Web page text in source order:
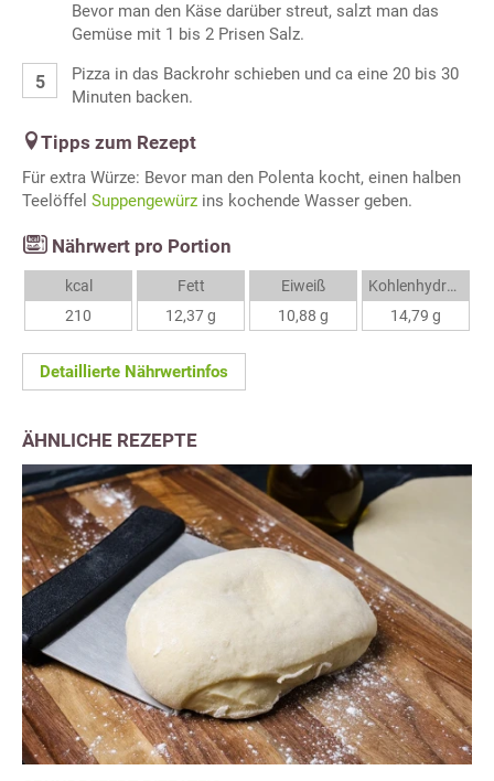
Bevor man den Käse darüber streut, salzt man das
Gemüse mit 1 bis 2 Prisen Salz.
Pizza in das Backrohr schieben und ca eine 20 bis 30
Minuten backen.
Tipps zum Rezept
Für extra Würze: Bevor man den Polenta kocht, einen halben
Teelöffel Suppengewürz ins kochende Wasser geben.
Nährwert pro Portion
kcal
210
Fett
12,37 g
Eiweiß
10,88 g
Kohlenhydrate
14,79 g
Detaillierte Nährwertinfos
ÄHNLICHE REZEPTE